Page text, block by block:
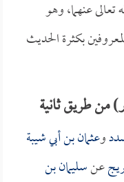
تعالى عنهما، وهو
بكثرة الحديث
من طريق ثانية
وعثمان بن أبي شيبة
عنسليمان بن